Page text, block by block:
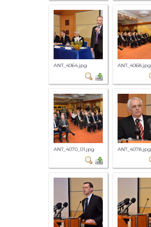
ANT_4064.jpg ANT_4068.jpg
ANT_4070_01.jpg ANT_4078.jpg